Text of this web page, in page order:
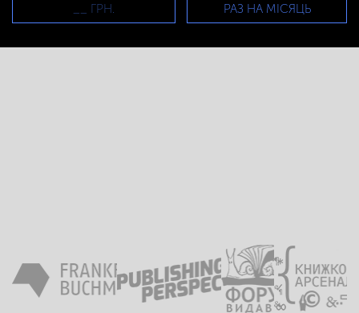
РАЗ НА МІСЯЦЬ